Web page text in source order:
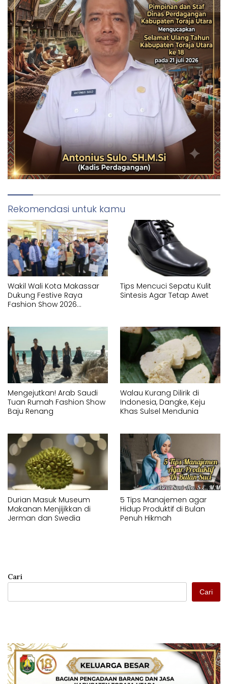
Rekomendasi untuk kamu
Wakil Wali Kota Makassar
Dukung Festive Raya
Fashion Show 2026
Kreatif
Tips Mencuci Sepatu Kulit
Sintesis Agar Tetap Awet
Mengejutkan! Arab Saudi
Tuan Rumah Fashion Show
Baju Renang
Walau Kurang Dilirik di
Indonesia, Dangke, Keju
Khas Sulsel Mendunia
Durian Masuk Museum
Makanan Menjijikkan di
Jerman dan Swedia
5 Tips Manajemen agar
Hidup Produktif di Bulan
Penuh Hikmah
Cari
Cari